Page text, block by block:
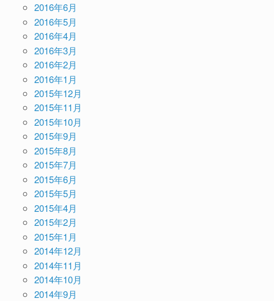
2016年6月
2016年5月
2016年4月
2016年3月
2016年2月
2016年1月
2015年12月
2015年11月
2015年10月
2015年9月
2015年8月
2015年7月
2015年6月
2015年5月
2015年4月
2015年2月
2015年1月
2014年12月
2014年11月
2014年10月
2014年9月